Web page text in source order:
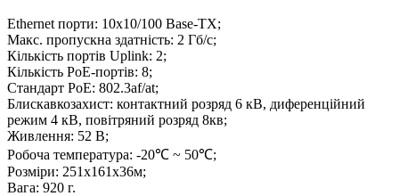
Ethernet порти: 10x10/100 Base-TX;
Макс. пропускна здатність: 2 Гб/с;
Кількість портів Uplink: 2;
Кількість PoE-портів: 8;
Стандарт PoE: 802.3af/at;
Блискавкозахист: контактний розряд 6 кВ, диференційний
режим 4 кВ, повітряний розряд 8кв;
Живлення: 52 В;
Робоча температура: -20℃ ~ 50℃;
Розміри: 251х161х36м;
Вага: 920 г.